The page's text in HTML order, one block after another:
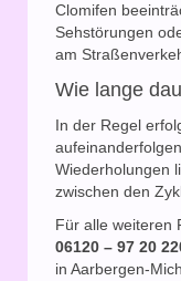
Clomifen
Sehstörungen
am
Wie lange
In der Regel
Wiederholungen
zwischen den
Für alle weiteren
06120 – 97 20
in Aarbergen-